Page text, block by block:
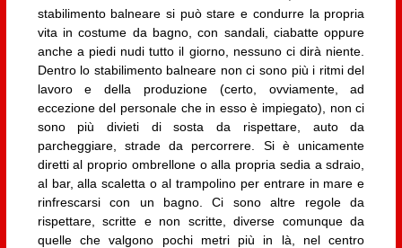
stabilimento balneare si può stare e condurre la propria
vita in costume da bagno, con sandali, ciabatte oppure
anche a piedi nudi tutto il giorno, nessuno ci dirà niente.
Dentro lo stabilimento balneare non ci sono più i ritmi del
lavoro e della produzione (certo, ovviamente, ad
eccezione del personale che in esso è impiegato), non ci
sono più divieti di sosta da rispettare, auto da
parcheggiare, strade da percorrere. Si è unicamente
diretti al proprio ombrellone o alla propria sedia a sdraio,
al bar, alla scaletta o al trampolino per entrare in mare e
rinfrescarsi con un bagno. Ci sono altre regole da
rispettare, scritte e non scritte, diverse comunque da
quelle che valgono pochi metri più in là, nel centro